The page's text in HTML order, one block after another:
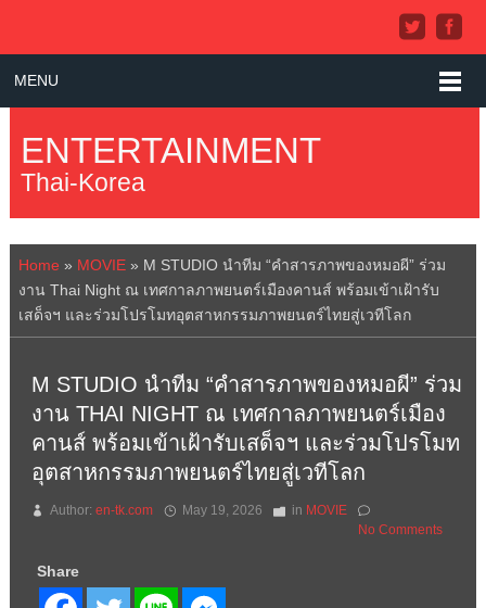
MENU
ENTERTAINMENT
Thai-Korea
Home » MOVIE» M STUDIO นำทีม “คำสารภาพของหมอผี” ร่วม
งาน Thai Night ณ เทศกาลภาพยนตร์เมืองคานส์ พร้อมเข้าเฝ้ารับ
เสด็จฯ และร่วมโปรโมทอุตสาหกรรมภาพยนตร์ไทยสู่เวทีโลก
M STUDIO นำทีม “คำสารภาพของหมอผี” ร่วม
งาน THAI NIGHT ณ เทศกาลภาพยนตร์เมือง
คานส์ พร้อมเข้าเฝ้ารับเสด็จฯ และร่วมโปรโมท
อุตสาหกรรมภาพยนตร์ไทยสู่เวทีโลก
Author: en-tk.com May 19, 2026 in MOVIE
No Comments
Share